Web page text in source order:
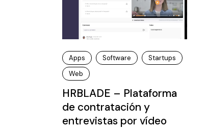
Apps Software
Startups
Web
HRBLADE – Plataforma
de contratación y
entrevistas por vídeo